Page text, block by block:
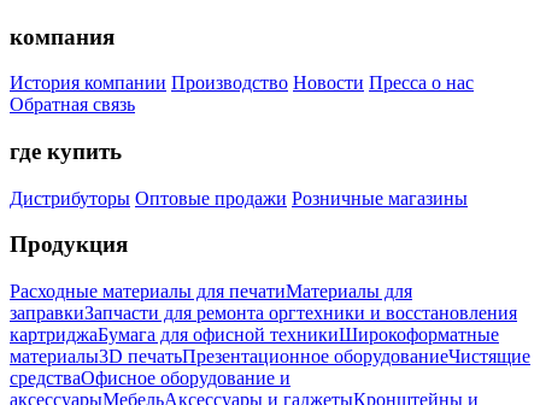
компания
История компании Производство Новости Пресса о нас
Обратная связь
где купить
Дистрибуторы Оптовые продажи Розничные магазины
Продукция
Расходные материалы для печатиМатериалы для
заправкиЗапчасти для ремонта оргтехники и восстановления
картриджаБумага для офисной техникиШирокоформатные
материалы3D печатьПрезентационное оборудованиеЧистящие
средстваОфисное оборудование и
аксессуарыМебельАксессуары и гаджетыКронштейны и